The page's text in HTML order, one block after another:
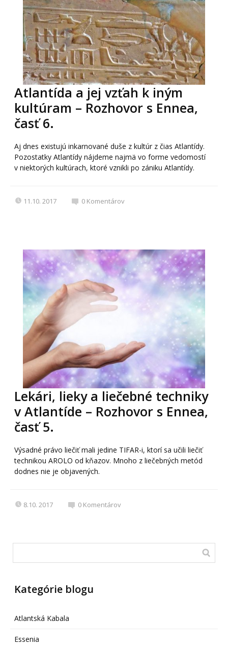
Atlantída a jej vzťah k iným
kultúram – Rozhovor s Ennea,
časť 6.
Aj dnes existujú inkarnované duše z kultúr z čias Atlantídy.
Pozostatky Atlantídy nájdeme najmä vo forme vedomostí
v niektorých kultúrach, ktoré vznikli po zániku Atlantídy.
11.10. 2017 0 Komentárov
Lekári, lieky a liečebné techniky
v Atlantíde – Rozhovor s Ennea,
časť 5.
Výsadné právo liečiť mali jedine TIFAR-i, ktorí sa učili liečiť
technikou AROLO od kňazov. Mnoho z liečebných metód
dodnes nie je objavených.
8.10. 2017 0 Komentárov
Kategórie blogu
Atlantská Kabala
Essenia